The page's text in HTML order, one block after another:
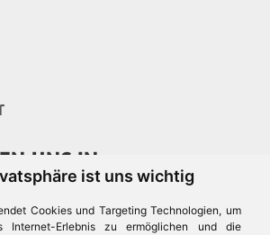
ist uns wichtig
Cookies und Targeting Technologien, um
Internet-Erlebnis zu ermöglichen und die
UNS IN